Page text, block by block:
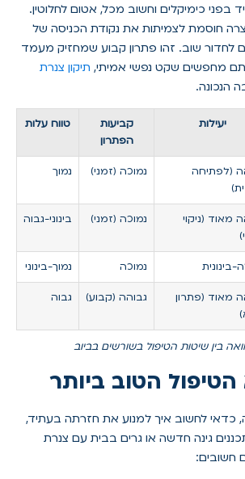
בפני כימיקלים וחשוב מכל, אטום לחלוטין.
חוסמת לצמיתות את נקודת הכניסה של
לחדור שוב. זהו פתרון קבוע שמחזיק מעמד
מחפשים שקט נפשי אמיתי, תיקון צנרת
הנכונה.
בין שיטות הטיפול בשורשים בביוב
יעילות
קביעות
הפתרון
טווח עלות
(לפתיחה
נמוכה (זמני) נמוך
מאוד (ניקוי
נמוכה (זמני) בינוני-גבוה
בינונית נמוכה נמוך-בינוני
מאוד (פתרון
גבוהה (קבוע) גבוה
הטוב ביותר
כדאי לחשוב איך למנוע את חזרתה בעתיד,
גינה חדשה או גרים בבית עם צנרת
חשובים: